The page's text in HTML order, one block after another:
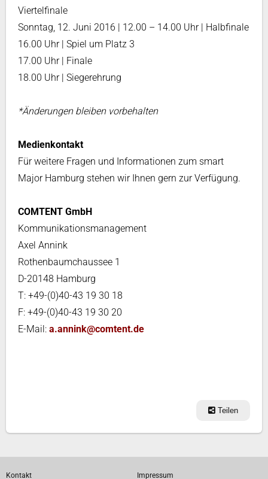
Viertelfinale
Sonntag, 12. Juni 2016 | 12.00 – 14.00 Uhr | Halbfinale
16.00 Uhr | Spiel um Platz 3
17.00 Uhr | Finale
18.00 Uhr | Siegerehrung
*Änderungen bleiben vorbehalten
Medienkontakt
Für weitere Fragen und Informationen zum smart
Major Hamburg stehen wir Ihnen gern zur Verfügung.
COMTENT GmbH
Kommunikationsmanagement
Axel Annink
Rothenbaumchaussee 1
D-20148 Hamburg
T: +49-(0)40-43 19 30 18
F: +49-(0)40-43 19 30 20
E-Mail: a.annink@comtent.de
Teilen
Kontakt Impressum